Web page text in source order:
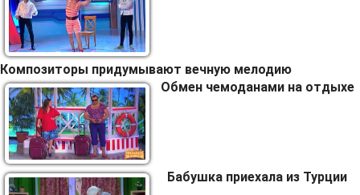
Композиторы придумывают вечную мелодию
Обмен чемоданами на отдыхе
Бабушка приехала из Турции